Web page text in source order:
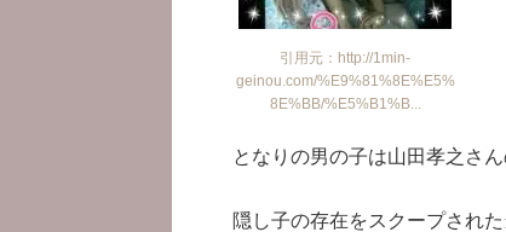
引用元：http://1min-
geinou.com/%E9%81%8E%E5%
8E%BB/%E5%B1%B...
となりの男の子は山田孝之さん
隠し子の存在をスクープされた